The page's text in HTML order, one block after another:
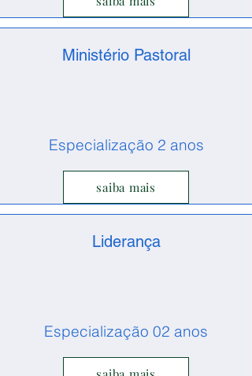
Ministério Pastoral
Especialização 2 anos
saiba mais
Liderança
Especialização 02 anos